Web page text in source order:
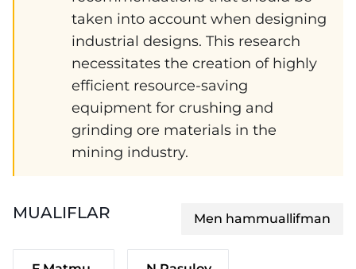
taken into account when designing
industrial designs. This research
necessitates the creation of highly
efficient resource-saving
equipment for crushing and
grinding ore materials in the
mining industry.
MUALIFLAR Men hammuallifman